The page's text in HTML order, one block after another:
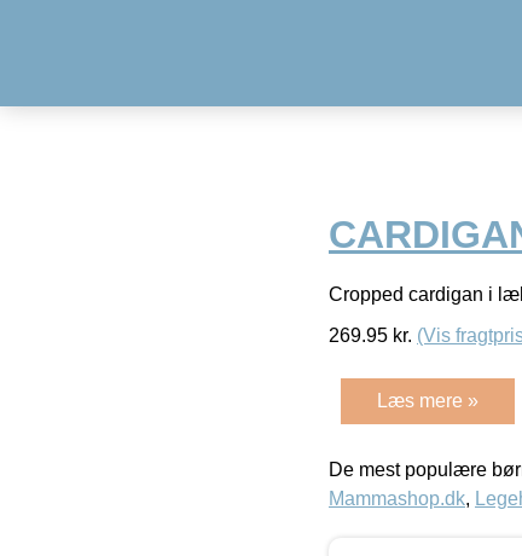
Cropped cardigan i
269.95 kr. (Vis
Læs mere »
De mest populære
Mammashop.dk,